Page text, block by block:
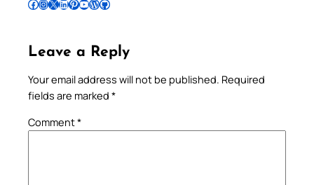
Follow Pradeep on Facebook Follow Pradeep on InstagramFollow Pradeep on X Follow Pradeep on LinkedIn Follow Pradeep on Pinterest Subscribe to Pradeep’s Youtube Channel Follow Pradeep on WordPress Follow Pradeep on GitHub
Leave a Reply
Your email address will not be published. Required
fields are marked *
Comment*